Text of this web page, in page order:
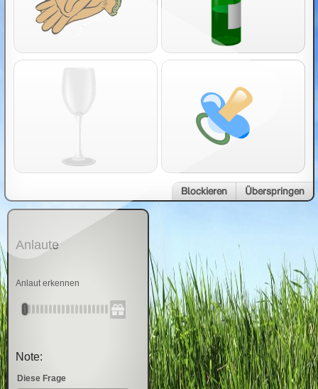
Blockieren Überspringen
Anlaute
Anlaut erkennen
Note:
Diese Frage